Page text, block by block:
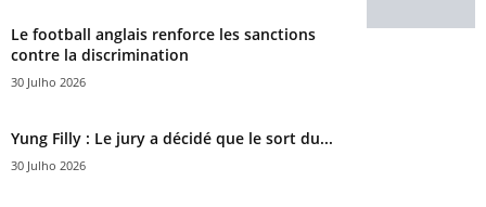
Le football anglais renforce les sanctions
contre la discrimination
30 Julho 2026
Yung Filly : Le jury a décidé que le sort du...
30 Julho 2026